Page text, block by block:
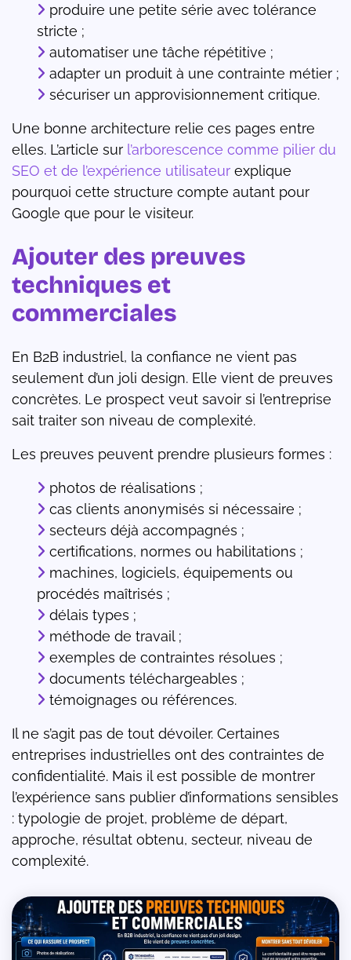
produire une petite série avec tolérance
stricte ;
automatiser une tâche répétitive ;
adapter un produit à une contrainte métier ;
sécuriser un approvisionnement critique.
Une bonne architecture relie ces pages entre
elles. L’article sur l’arborescence comme pilier du
SEO et de l’expérience utilisateur explique
pourquoi cette structure compte autant pour
Google que pour le visiteur.
Ajouter des preuves
techniques et
commerciales
En B2B industriel, la confiance ne vient pas
seulement d’un joli design. Elle vient de preuves
concrètes. Le prospect veut savoir si l’entreprise
sait traiter son niveau de complexité.
Les preuves peuvent prendre plusieurs formes :
photos de réalisations ;
cas clients anonymisés si nécessaire ;
secteurs déjà accompagnés ;
certifications, normes ou habilitations ;
machines, logiciels, équipements ou
procédés maîtrisés ;
délais types ;
méthode de travail ;
exemples de contraintes résolues ;
documents téléchargeables ;
témoignages ou références.
Il ne s’agit pas de tout dévoiler. Certaines
entreprises industrielles ont des contraintes de
confidentialité. Mais il est possible de montrer
l’expérience sans publier d’informations sensibles
: typologie de projet, problème de départ,
approche, résultat obtenu, secteur, niveau de
complexité.